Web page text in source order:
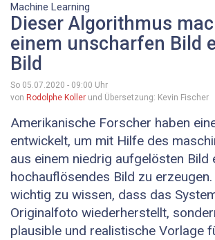
Machine Learning
Dieser Algorithmus
einem unscharfen Bild
Bild
So 05.07.2020 - 09:00 Uhr
von Rodolphe Koller und Übersetzung: Kevin Fischer
Amerikanische Forscher haben
entwickelt, um mit Hilfe des
aus einem niedrig aufgelösten Bild
hochauflösendes Bild zu
wichtig zu wissen, dass das
Originalfoto wiederherstellt,
plausible und realistische Vorlage